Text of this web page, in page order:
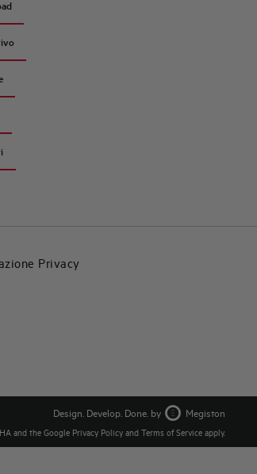
Privacy
Design. Develop. Done. by Megiston
and the Google Privacy Policy and Terms of Service apply.